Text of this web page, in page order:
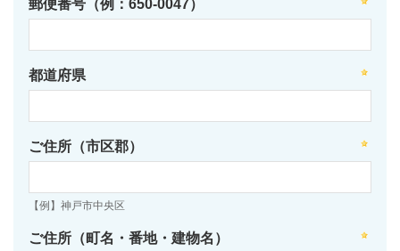
郵便番号（例：650-0047）
都道府県
ご住所（市区郡）
【例】神戸市中央区
ご住所（町名・番地・建物名）